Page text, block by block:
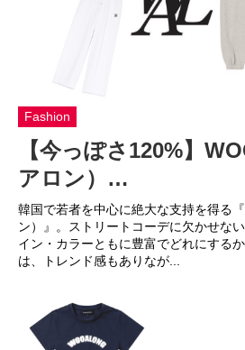
Fashion
【今っぽさ120%】
アロン）…
韓国で若者を中心に絶大な支持を得る
ン）』。ストリートコーデに欠かせな
イン・カラーともに豊富でどれにする
は、トレンド感もありなが...